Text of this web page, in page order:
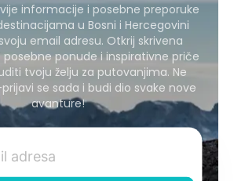
informacije i posebne preporuke
u Bosni i Hercegovini
email adresu. Otkrij skrivena
posebne ponude i inspirativne priče
tvoju želju za putovanjima. Ne
se sada i budi dio svake nove
avanture!